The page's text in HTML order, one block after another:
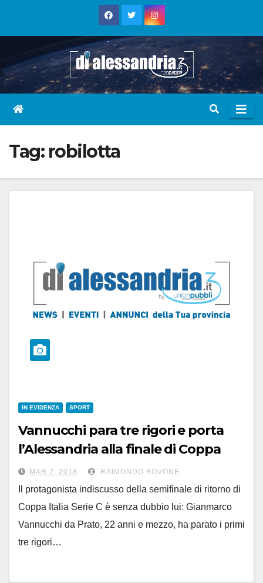
Tag: robilotta
IN EVIDENZA SPORT
Vannucchi para tre rigori e porta
l’Alessandria alla finale di Coppa
MAR 7, 2018 RAIMONDO BOVONE
Il protagonista indiscusso della semifinale di ritorno di
Coppa Italia Serie C è senza dubbio lui: Gianmarco
Vannucchi da Prato, 22 anni e mezzo, ha parato i primi
tre rigori…